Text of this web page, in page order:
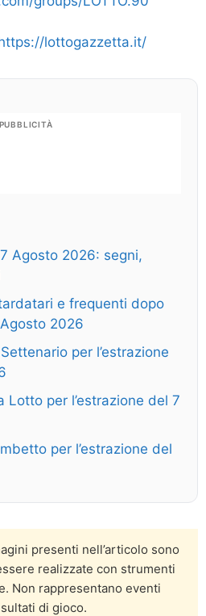
lottogazzetta.it/
PUBBLICITÀ
Agosto 2026: segni,
e frequenti dopo
2026
per l’estrazione
Lotto per l’estrazione del 7
per l’estrazione del
presenti nell’articolo sono
realizzate con strumenti
Non rappresentano eventi
di gioco.